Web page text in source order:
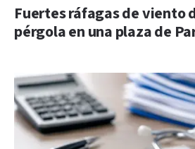
Fuertes ráfagas de viento
pérgola en una plaza de